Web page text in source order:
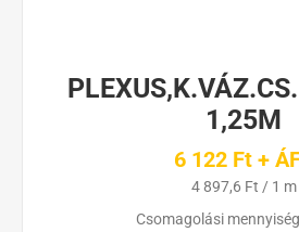
1,25M
6 122 Ft +
4 897,6 Ft / 1 m
Csomagolási